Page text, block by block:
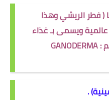
( فطر الريشي وهذا
ويسمى بـ غذاء
الملوك ، ويعرف علمياً باسم : GANODERMA
.